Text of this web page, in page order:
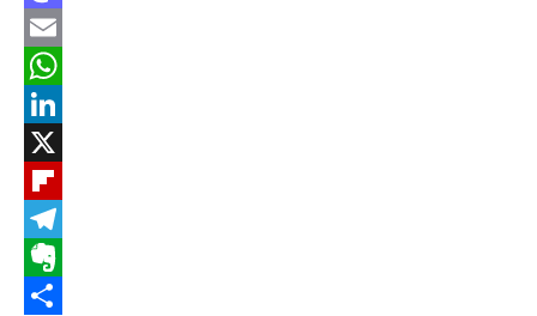
Mastodon
Email
WhatsApp
LinkedIn
Flipboard
Telegram
Evernote